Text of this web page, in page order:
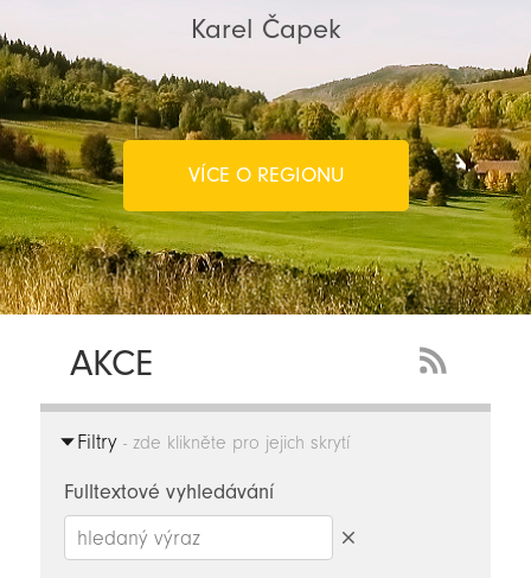
Karel Čapek
VÍCE O REGIONU
AKCE
Feed
Filtry- zde klikněte pro jejich skrytí
Fulltextové vyhledávání